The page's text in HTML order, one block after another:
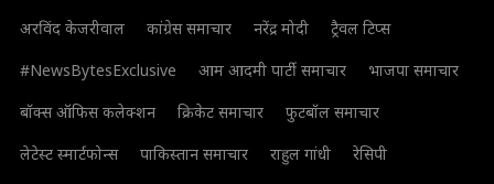
अरविंद केजरीवाल कांग्रेस समाचार नरेंद्र मोदी
ट्रैवल टिप्स
#NewsBytesExclusive
आम आदमी पार्टी समाचार
भाजपा समाचार
बॉक्स ऑफिस कलेक्शन
क्रिकेट समाचार
फुटबॉल समाचार
लेटेस्ट स्मार्टफोन्स
पाकिस्तान समाचार राहुल गांधी
रेसिपी